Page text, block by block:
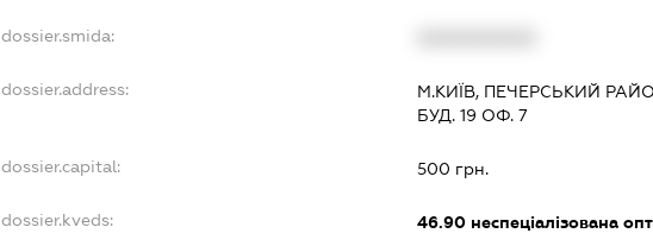
dossier.smida:
dossier.address:
М.КИЇВ, ПЕЧЕРСЬКИЙ
БУД. 19 ОФ. 7
dossier.capital: 500 грн.
dossier.kveds: 46.90неспеціалізована